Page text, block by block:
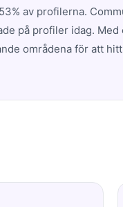
av profilerna.
på profiler idag. Med
områdena för att